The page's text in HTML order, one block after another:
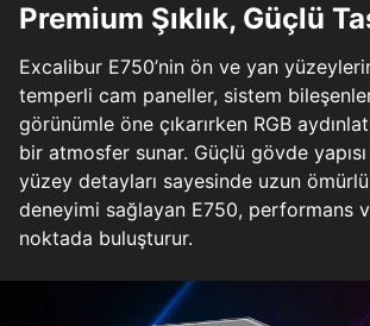
Premium Şıklık, Güçlü
Excalibur E750’nin ön ve yan
temperli cam paneller, sistem
görünümle öne çıkarırken RGB
bir atmosfer sunar. Güçlü gövde
yüzey detayları sayesinde uzun ömürlü
deneyimi sağlayan E750, performans
noktada buluşturur.